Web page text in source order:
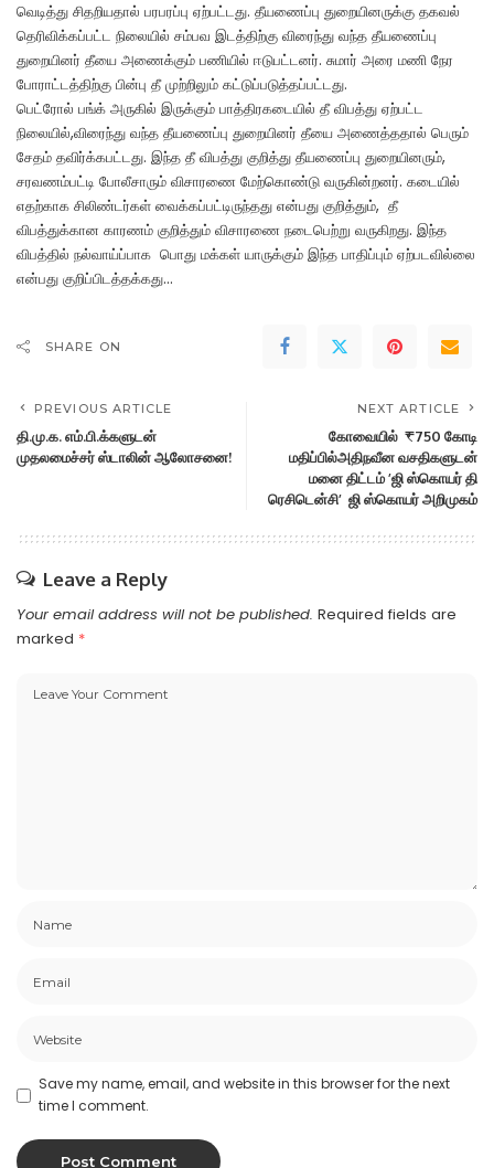
வெடித்து சிதறியதால் பரபரப்பு ஏற்பட்டது. தீயணைப்பு துறையினருக்கு தகவல்
தெரிவிக்கப்பட்ட நிலையில் சம்பவ இடத்திற்கு விரைந்து வந்த தீயணைப்பு
துறையினர் தீயை அணைக்கும் பணியில் ஈடுபட்டனர். சுமார் அரை மணி நேர
போராட்டத்திற்கு பின்பு தீ முற்றிலும் கட்டுப்படுத்தப்பட்டது.
பெட்ரோல் பங்க் அருகில் இருக்கும் பாத்திரகடையில் தீ விபத்து ஏற்பட்ட
நிலையில்,விரைந்து வந்த தீயணைப்பு துறையினர் தீயை அணைத்ததால் பெரும்
சேதம் தவிர்க்கபட்டது. இந்த தீ விபத்து குறித்து தீயணைப்பு துறையினரும்,
சரவணம்பட்டி போலீசாரும் விசாரணை மேற்கொண்டு வருகின்றனர். கடையில்
எதற்காக சிலிண்டர்கள் வைக்கப்பட்டிருந்தது என்பது குறித்தும், தீ
விபத்துக்கான காரணம் குறித்தும் விசாரணை நடைபெற்று வருகிறது. இந்த
விபத்தில் நல்வாய்ப்பாக பொது மக்கள் யாருக்கும் இந்த பாதிப்பும் ஏற்படவில்லை
என்பது குறிப்பிடத்தக்கது…
SHARE ON
PREVIOUS ARTICLE
தி.மு.க. எம்.பி.க்களுடன்
முதலமைச்சர் ஸ்டாலின் ஆலோசனை!
NEXT ARTICLE
கோவையில் ₹750 கோடி
மதிப்பில்அதிநவீன வசதிகளுடன்
மனை திட்டம் ’ஜி ஸ்கொயர் தி
ரெசிடென்சி’ ஜி ஸ்கொயர் அறிமுகம்
Leave a Reply
Your email address will not be published. Required fields are
marked *
Save my name, email, and website in this browser for the next
time I comment.